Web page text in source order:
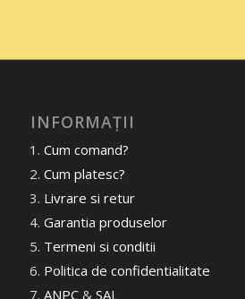
INFORMAȚII
Cum comand?
Cum platesc?
Livrare si retur
Garantia produselor
Termeni si conditii
Politica de confidentialitate
ANPC& SAL